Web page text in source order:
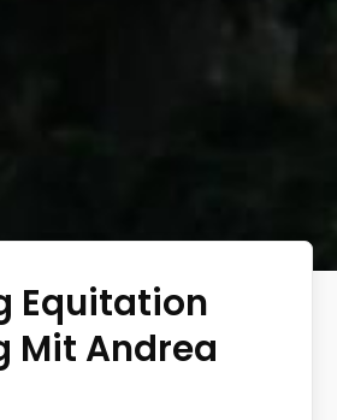
Equitation
Mit Andrea